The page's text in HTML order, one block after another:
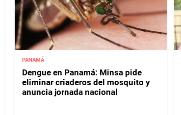
PANAMÁ
Dengue en Panamá: Minsa pide
eliminar criaderos del mosquito y
anuncia jornada nacional